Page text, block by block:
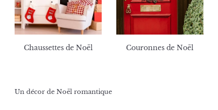
Chaussettes de Noël Couronnes de Noël
Un décor de Noël romantique